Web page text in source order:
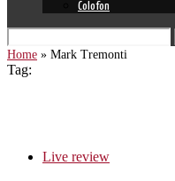
Colofon
Home » Mark Tremonti
Tag:
Live review